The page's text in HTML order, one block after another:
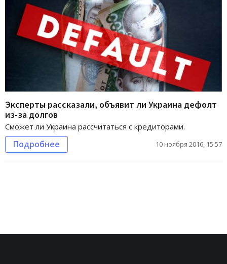
Эксперты рассказали, объявит ли Украина дефолт
из-за долгов
Сможет ли Украина рассчитаться с кредиторами.
Подробнее 10 ноября 2016, 15:57